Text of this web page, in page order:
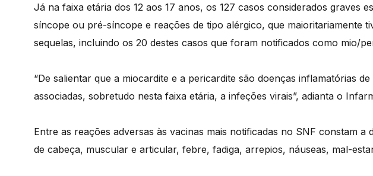
Já na faixa etária dos 12 aos 17 anos, os 127 casos considerados graves
síncope ou pré-síncope e reações de tipo alérgico, que maioritariamente
sequelas, incluindo os 20 destes casos que foram notificados como mio/
“De salientar que a miocardite e a pericardite são doenças inflamatórias
associadas, sobretudo nesta faixa etária, a infeções virais”, adianta o
Entre as reações adversas às vacinas mais notificadas no SNF constam a
de cabeça, muscular e articular, febre, fadiga, arrepios, náuseas, mal-